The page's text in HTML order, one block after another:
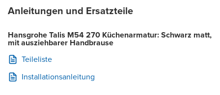
Anleitungen und Ersatzteile
Hansgrohe Talis M54 270 Küchenarmatur: Schwarz matt,
mit ausziehbarer Handbrause
Teileliste
Installationsanleitung